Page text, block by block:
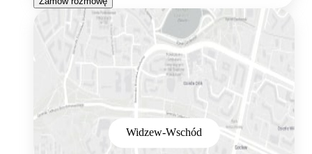
Widzew-Wschód